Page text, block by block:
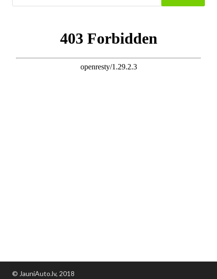
© JauniAuto.lv, 2018